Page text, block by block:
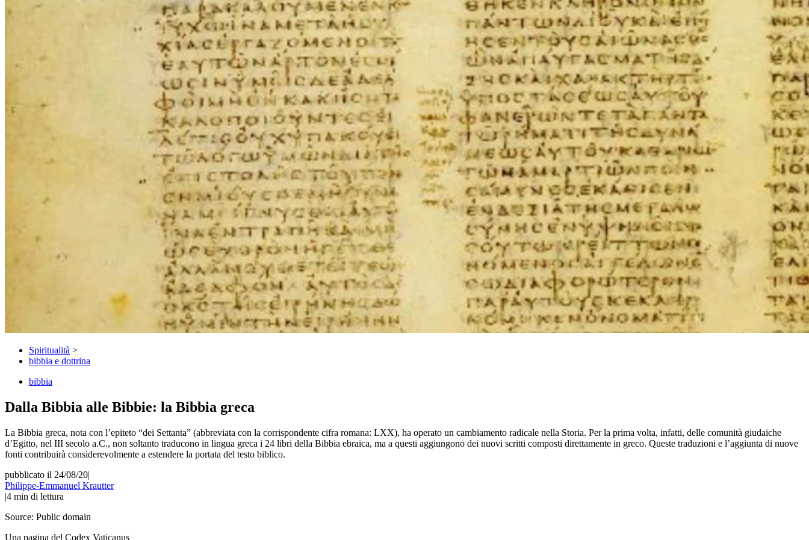
Spiritualità >
bibbia e dottrina
bibbia
Dalla Bibbia alle Bibbie: la Bibbia greca
La Bibbia greca, nota con l’epiteto “dei Settanta” (abbreviata con la corrispondente cifra romana: LXX), ha operato un cambiamento radicale nella Storia. Per la prima volta, infatti, delle comunità giudaiche
d’Egitto, nel III secolo a.C., non soltanto traducono in lingua greca i 24 libri della Bibbia ebraica, ma a questi aggiungono dei nuovi scritti composti direttamente in greco. Queste traduzioni e l’aggiunta di nuove
fonti contribuirà considerevolmente a estendere la portata del testo biblico.
pubblicato il 24/08/20|
Philippe-Emmanuel Krautter
|4 min di lettura
Source: Public domain
Una pagina del Codex Vaticanus